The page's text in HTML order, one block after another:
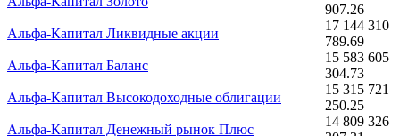
907.26
Альфа-Капитал Ликвидные акции
17 144 310
789.69
Альфа-Капитал Баланс
15 583 605
304.73
Альфа-Капитал Высокодоходные облигации
15 315 721
250.25
Альфа-Капитал Денежный рынок Плюс
14 809 326